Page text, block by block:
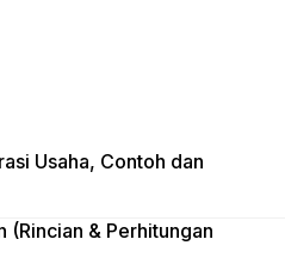
Usaha, Contoh dan
(Rincian & Perhitungan